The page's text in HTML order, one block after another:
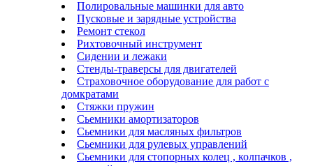
Полировальные машинки для авто
Пусковые и зарядные устройства
Ремонт стекол
Рихтовочный инструмент
Сидении и лежаки
Стенды-траверсы для двигателей
Страховочное оборудование для работ с
домкратами
Стяжки пружин
Сьемники амортизаторов
Сьемники для масляных фильтров
Сьемники для рулевых управлений
Сьемники для стопорных колец , колпачков ,